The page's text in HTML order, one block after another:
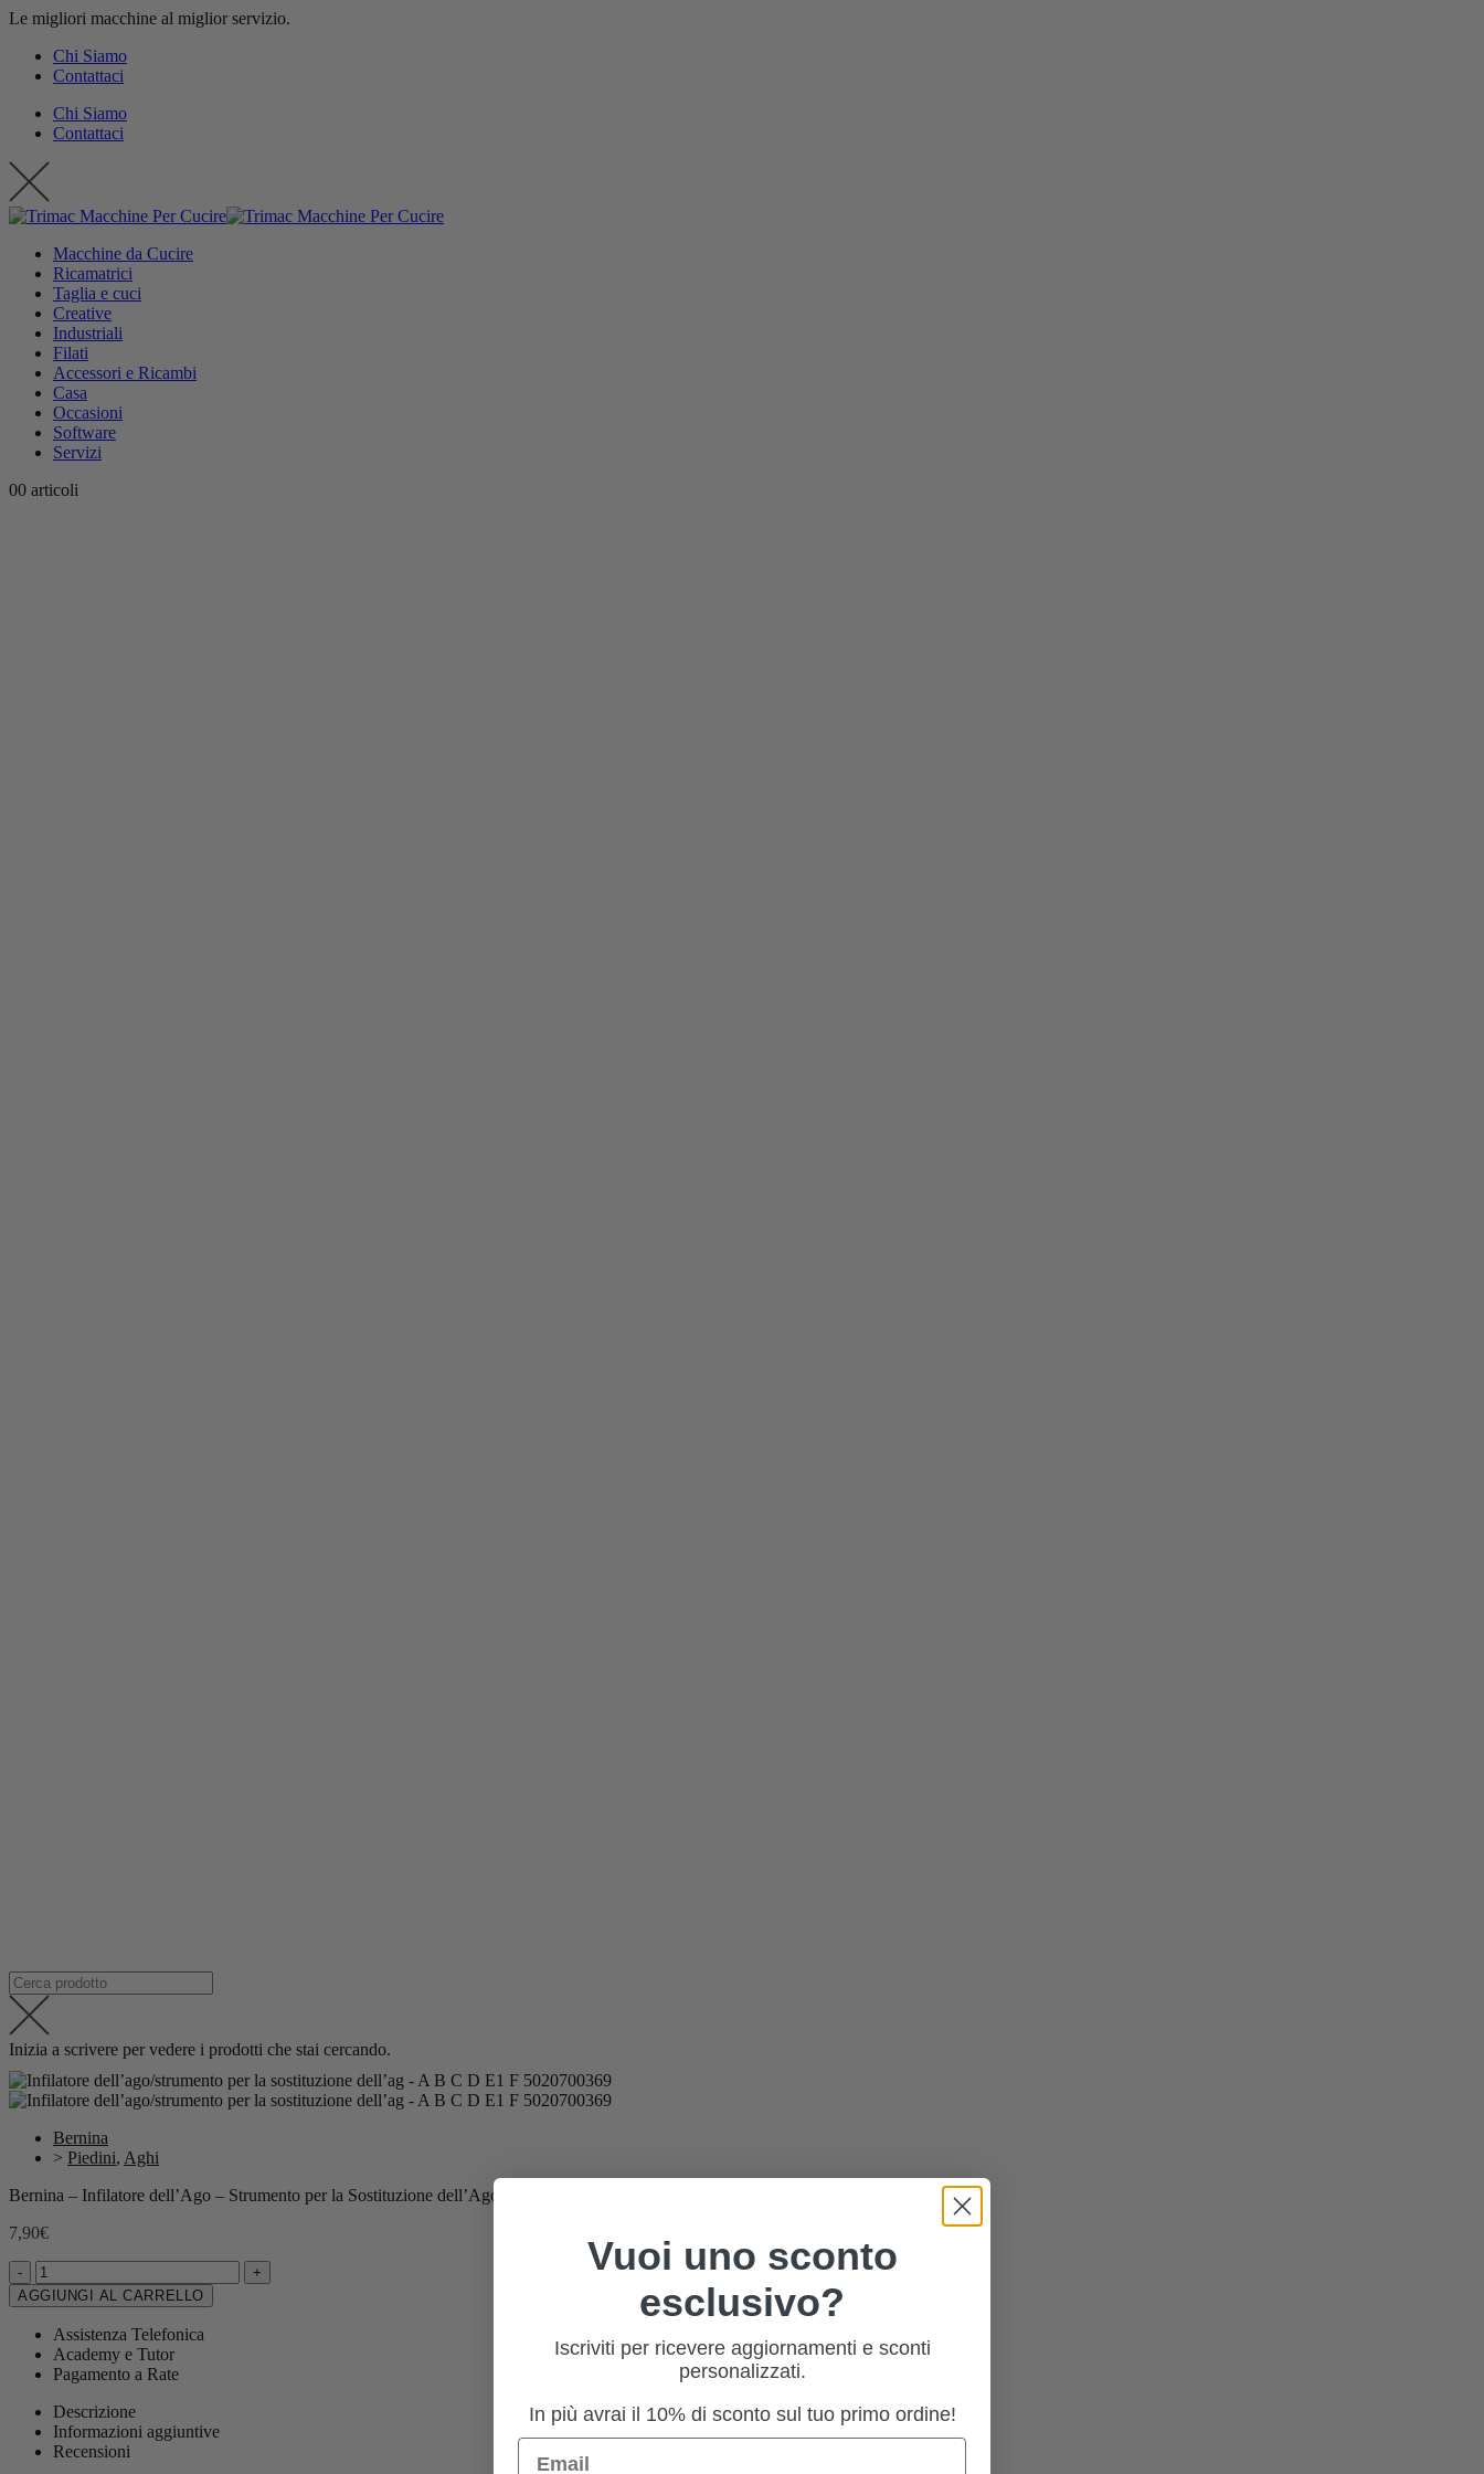
contenuto
Le migliori macchine al miglior servizio.
Chi Siamo
Contattaci
Chi Siamo
Contattaci
Macchine da Cucire
Ricamatrici
Taglia e cuci
Creative
Industriali
Filati
Accessori e Ricambi
Casa
Occasioni
Software
Servizi
00 articoli
Inizia a scrivere per vedere i prodotti che stai cercando.
Bernina
> Piedini, Aghi
Bernina – Infilatore dell’Ago – Strumento per la Sostituzione dell’Ago
7,90€
-
+
AGGIUNGI AL CARRELLO
Assistenza Telefonica
Academy e Tutor
Pagamento a Rate
Descrizione
Informazioni aggiuntive
Recensioni
Vuoi uno sconto
esclusivo?
Iscriviti per ricevere aggiornamenti e sconti
personalizzati.
In più avrai il 10% di sconto sul tuo primo ordine!
Email